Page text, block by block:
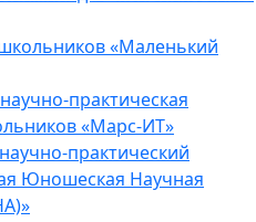
«Маленький
практическая
«Марс-ИТ»
практический
Юношеская Научная